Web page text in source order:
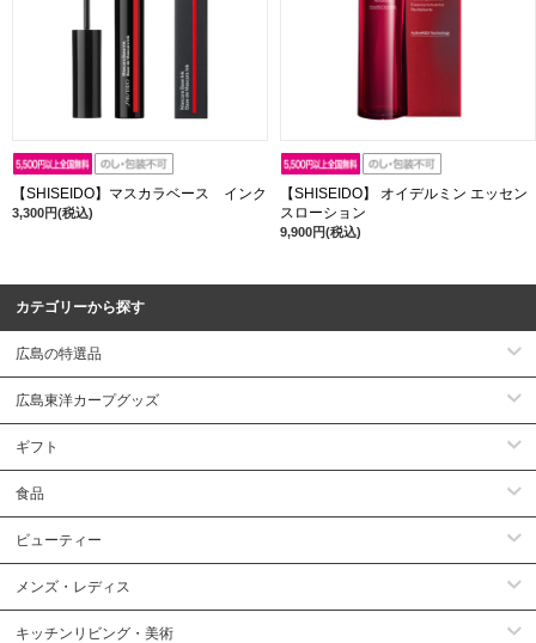
【SHISEIDO】マスカラベース インク
3,300円(税込)
【SHISEIDO】 オイデルミン エッセン
スローション
9,900円(税込)
カテゴリーから探す
広島の特選品
広島東洋カープグッズ
ギフト
食品
ビューティー
メンズ・レディス
キッチンリビング・美術